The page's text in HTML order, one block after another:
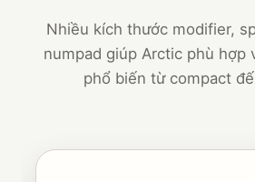
Nhiều kích thước modifier,
numpad giúp Arctic phù hợp
phổ biến từ compact